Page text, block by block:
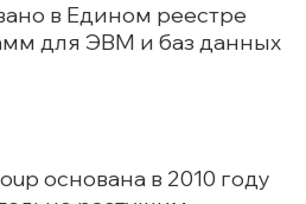
в Едином реестре
для ЭВМ и баз данных
основана в 2010 году